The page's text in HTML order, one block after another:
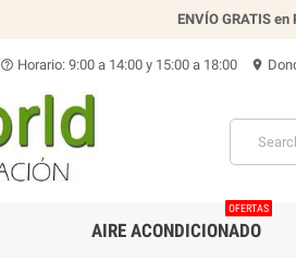
ENVÍO GRATIS en
help_outline Horario: 9:00 a 14:00 y 15:00 a 18:00 location_on
AIRE ACONDICIONADO
OFERTAS